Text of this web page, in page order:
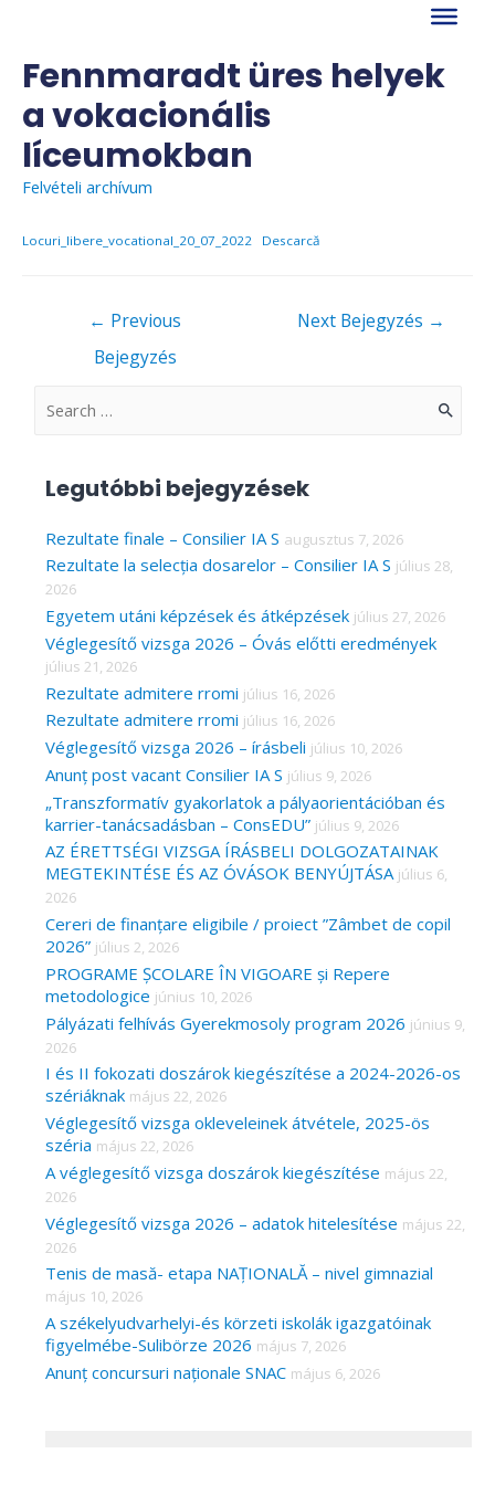
contentFennmaradt üres helyek
a vokacionális
líceumokban
Felvételi archívum
Locuri_libere_vocational_20_07_2022 Descarcă
← Previous
Bejegyzés
Next Bejegyzés →
S
c
h
f
r
:
Legutóbbi bejegyzések
Rezultate finale – Consilier IA S augusztus 7, 2026
Rezultate la selecția dosarelor – Consilier IA S július 28,
2026
Egyetem utáni képzések és átképzések július 27, 2026
Véglegesítő vizsga 2026 – Óvás előtti eredmények
július 21, 2026
Rezultate admitere rromi július 16, 2026
Rezultate admitere rromi július 16, 2026
Véglegesítő vizsga 2026 – írásbeli július 10, 2026
Anunț post vacant Consilier IA S július 9, 2026
„Transzformatív gyakorlatok a pályaorientációban és
karrier-tanácsadásban – ConsEDU” július 9, 2026
AZ ÉRETTSÉGI VIZSGA ÍRÁSBELI DOLGOZATAINAK
MEGTEKINTÉSE ÉS AZ ÓVÁSOK BENYÚJTÁSA július 6,
2026
Cereri de finanțare eligibile / proiect ”Zâmbet de copil
2026” július 2, 2026
PROGRAME ȘCOLARE ÎN VIGOARE și Repere
metodologice június 10, 2026
Pályázati felhívás Gyerekmosoly program 2026 június 9,
2026
I és II fokozati doszárok kiegészítése a 2024-2026-os
szériáknak május 22, 2026
Véglegesítő vizsga okleveleinek átvétele, 2025-ös
széria május 22, 2026
A véglegesítő vizsga doszárok kiegészítése május 22,
2026
Véglegesítő vizsga 2026 – adatok hitelesítése május 22,
2026
Tenis de masă- etapa NAȚIONALĂ – nivel gimnazial
május 10, 2026
A székelyudvarhelyi-és körzeti iskolák igazgatóinak
figyelmébe-Sulibörze 2026 május 7, 2026
Anunț concursuri naționale SNAC május 6, 2026